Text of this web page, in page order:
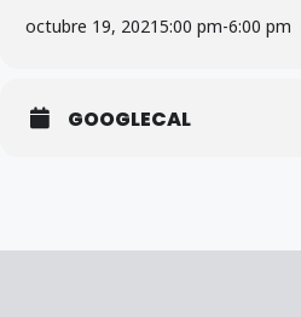
octubre 19, 20215:00 pm-6:00 pm
GOOGLECAL